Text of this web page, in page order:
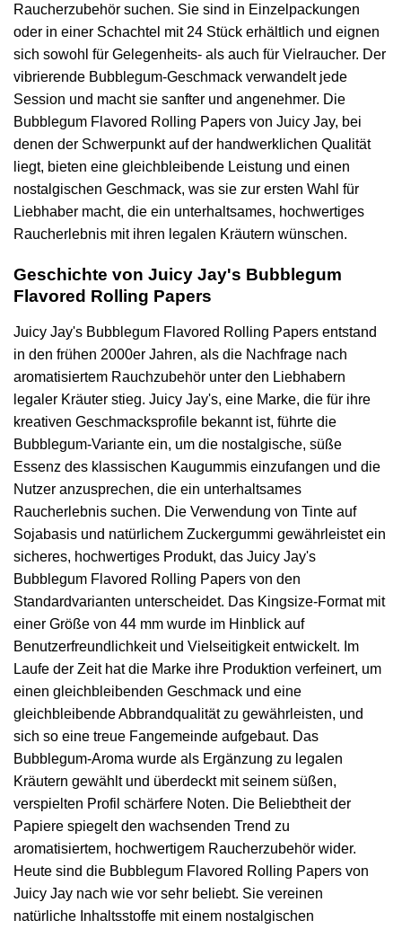
Raucherzubehör suchen. Sie sind in Einzelpackungen
oder in einer Schachtel mit 24 Stück erhältlich und eignen
sich sowohl für Gelegenheits- als auch für Vielraucher. Der
vibrierende Bubblegum-Geschmack verwandelt jede
Session und macht sie sanfter und angenehmer. Die
Bubblegum Flavored Rolling Papers von Juicy Jay, bei
denen der Schwerpunkt auf der handwerklichen Qualität
liegt, bieten eine gleichbleibende Leistung und einen
nostalgischen Geschmack, was sie zur ersten Wahl für
Liebhaber macht, die ein unterhaltsames, hochwertiges
Raucherlebnis mit ihren legalen Kräutern wünschen.
Geschichte von Juicy Jay's Bubblegum
Flavored Rolling Papers
Juicy Jay's Bubblegum Flavored Rolling Papers entstand
in den frühen 2000er Jahren, als die Nachfrage nach
aromatisiertem Rauchzubehör unter den Liebhabern
legaler Kräuter stieg. Juicy Jay's, eine Marke, die für ihre
kreativen Geschmacksprofile bekannt ist, führte die
Bubblegum-Variante ein, um die nostalgische, süße
Essenz des klassischen Kaugummis einzufangen und die
Nutzer anzusprechen, die ein unterhaltsames
Raucherlebnis suchen. Die Verwendung von Tinte auf
Sojabasis und natürlichem Zuckergummi gewährleistet ein
sicheres, hochwertiges Produkt, das Juicy Jay's
Bubblegum Flavored Rolling Papers von den
Standardvarianten unterscheidet. Das Kingsize-Format mit
einer Größe von 44 mm wurde im Hinblick auf
Benutzerfreundlichkeit und Vielseitigkeit entwickelt. Im
Laufe der Zeit hat die Marke ihre Produktion verfeinert, um
einen gleichbleibenden Geschmack und eine
gleichbleibende Abbrandqualität zu gewährleisten, und
sich so eine treue Fangemeinde aufgebaut. Das
Bubblegum-Aroma wurde als Ergänzung zu legalen
Kräutern gewählt und überdeckt mit seinem süßen,
verspielten Profil schärfere Noten. Die Beliebtheit der
Papiere spiegelt den wachsenden Trend zu
aromatisiertem, hochwertigem Raucherzubehör wider.
Heute sind die Bubblegum Flavored Rolling Papers von
Juicy Jay nach wie vor sehr beliebt. Sie vereinen
natürliche Inhaltsstoffe mit einem nostalgischen